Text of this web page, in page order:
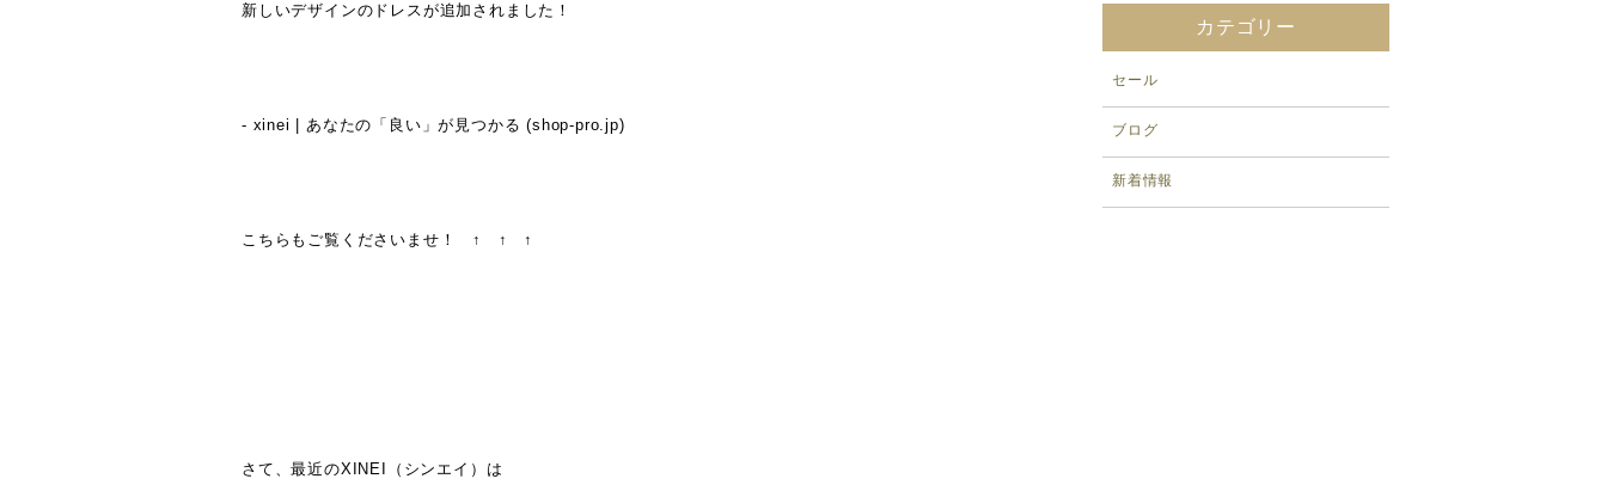
新しいデザインのドレスが追加されました！
- xinei | あなたの「良い」が見つかる (shop-pro.jp)
こちらもご覧くださいませ！ ↑ ↑ ↑
さて、最近のXINEI（シンエイ）は
カテゴリー
セール
ブログ
新着情報